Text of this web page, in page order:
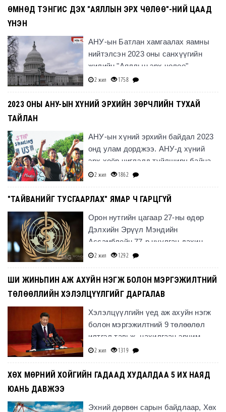
өндөрлөл
ӨМНӨД ТЭНГИС ДЭХ "АЯЛЛЫН ЭРХ ЧӨЛӨӨ"-НИЙ ЦААД
ҮНЭН
АНУ-ын Батлан хамгаалах яамны
нийтэлсэн 2023 оны санхүүгийн
жилийн "Аяллын эрх чөлөө"
тайланд холбогдуулан саяхан
Хятадын Үндэсний батлан
хамгаалах яа
2 жил 1758
2023 ОНЫ АНУ-ЫН ХҮНИЙ ЭРХИЙН ЗӨРЧЛИЙН ТУХАЙ
ТАЙЛАН
АНУ-ын хүний эрхийн байдал 2023
онд улам дорджээ. АНУ-д хүний
эрх хоёр чиглэлд туйлширч байна.
2 жил
1862
"ТАЙВАНИЙГ ТУСГААРЛАХ" ЯМАР Ч ГАРЦГҮЙ
Орон нутгийн цагаар 27-ны өдөр
Дэлхийн Эрүүл Мэндийн
Ассамблейн 77-р чуулган дахин
зарим орны дэвшүүлсэн "Тайванийг
ажиглагчаар оролцохыг урих" гэсэн
2 жил 1292
ШИ ЖИНЬПИН АЖ АХУЙН НЭГЖ БОЛОН МЭРГЭЖИЛТНИЙ
ТӨЛӨӨЛЛИЙН ХЭЛЭЛЦҮҮЛГИЙГ ДАРГАЛАВ
Хэлэлцүүлгийн үед аж ахуйн нэгж
болон мэргэжилтний 9 төлөөлөл
илтгэл тавьж, цахилгаан эрчим
хүчний салбарын тогтолцооны
шинэчлэлтийг гүнзгийрүүлэх, ши
2 жил 1319
ХӨХ МӨРНИЙ ХОЙГИЙН ГАДААД ХУДАЛДАА 5 ИХ НАЯД
ЮАНЬ ДАВЖЭЭ
Эхний дөрвөн сарын байдлаар, Хөх